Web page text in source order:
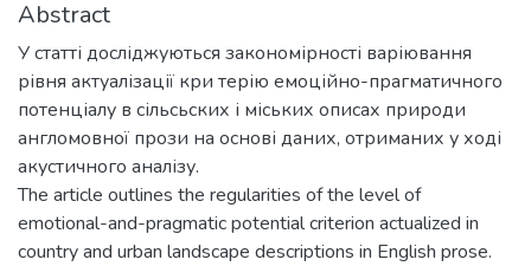
Abstract
У статті досліджуються закономірності варіювання
рівня актуалізації кри терію емоційно-прагматичного
потенціалу в сільсьских і міських описах природи
англомовної прози на основі даних, отриманих у ході
акустичного аналізу.
The article outlines the regularities of the level of
emotional-and-pragmatic potential criterion actualized in
country and urban landscape descriptions in English prose.